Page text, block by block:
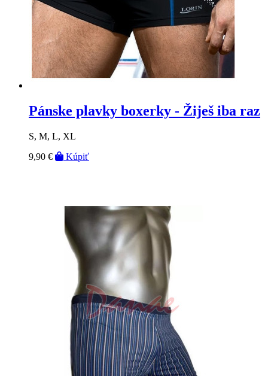
Pánske plavky boxerky - Žiješ iba raz
S, M, L, XL
9,90 €
Kúpiť